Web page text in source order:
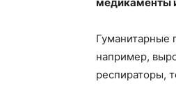
Гуманитарные
например,
респираторы,